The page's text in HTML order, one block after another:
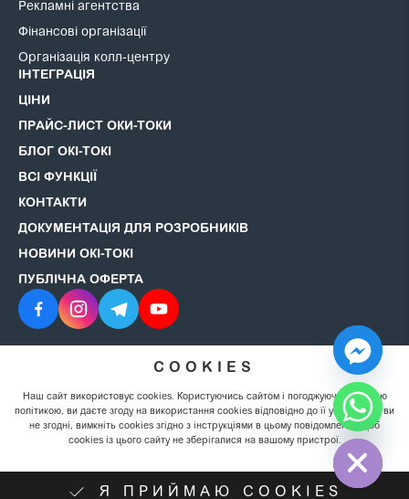
Рекламні агентства
Фінансові організації
Організація колл-центру
ІНТЕГРАЦІЯ
ЦІНИ
ПРАЙС-ЛИСТ ОКИ-ТОКИ
БЛОГ ОКІ-ТОКІ
ВСІ ФУНКЦІЇ
КОНТАКТИ
ДОКУМЕНТАЦІЯ ДЛЯ РОЗРОБНИКІВ
НОВИНИ ОКІ-ТОКІ
ПУБЛІЧНА ОФЕРТА
© 2008–2026 ОКІ-ТОКІ. Всі права захищені.
конфіденційності
COOKIES
Наш сайт використовує cookies. Користуючись сайтом і погоджуючись із цією
політикою, ви даєте згоду на використання cookies відповідно до її умов. Якщо ви
не згодні, вимкніть cookies згідно з інструкціями в цьому повідомленні, щоб
cookies із цього сайту не зберігалися на вашому пристрої.
Я ПРИЙМАЮ COOKIES
Hide chaty